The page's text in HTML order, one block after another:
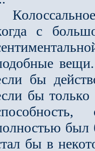
Колоссальное
с
бы
бы только
был
бы в